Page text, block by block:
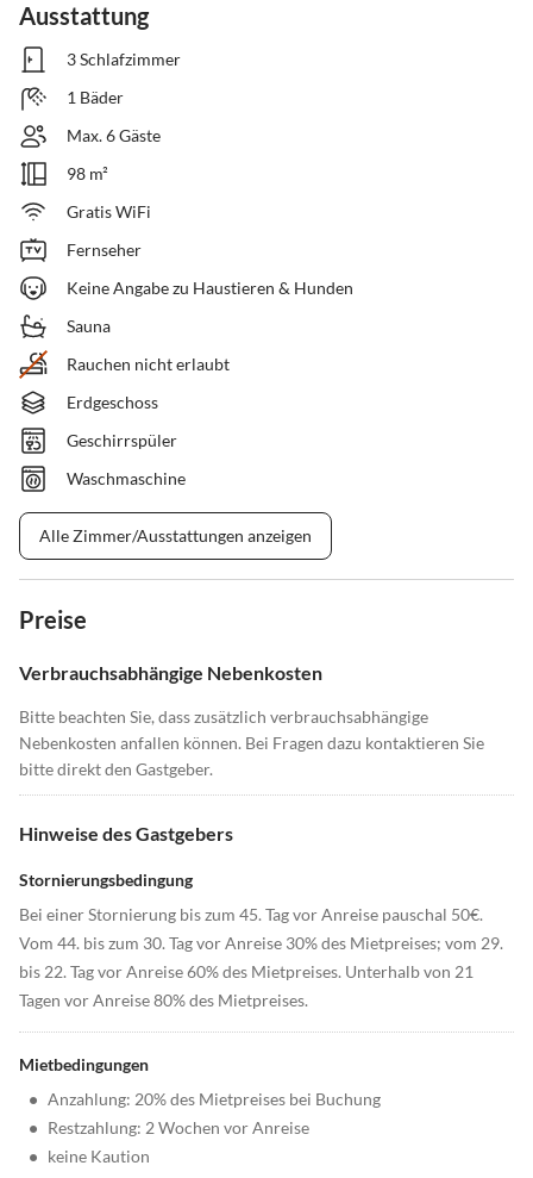
Ausstattung
3 Schlafzimmer
1 Bäder
Max. 6 Gäste
98 m²
Gratis WiFi
Fernseher
Keine Angabe zu Haustieren & Hunden
Sauna
Rauchen nicht erlaubt
Erdgeschoss
Geschirrspüler
Waschmaschine
Alle Zimmer/Ausstattungen anzeigen
Preise
Verbrauchsabhängige Nebenkosten
Bitte beachten Sie, dass zusätzlich verbrauchsabhängige
Nebenkosten anfallen können. Bei Fragen dazu kontaktieren Sie
bitte direkt den Gastgeber.
Hinweise des Gastgebers
Stornierungsbedingung
Bei einer Stornierung bis zum 45. Tag vor Anreise pauschal 50€.
Vom 44. bis zum 30. Tag vor Anreise 30% des Mietpreises; vom 29.
bis 22. Tag vor Anreise 60% des Mietpreises. Unterhalb von 21
Tagen vor Anreise 80% des Mietpreises.
Mietbedingungen
• Anzahlung: 20% des Mietpreises bei Buchung
• Restzahlung: 2 Wochen vor Anreise
• keine Kaution